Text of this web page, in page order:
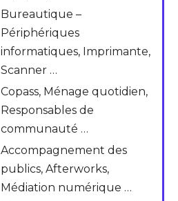
Bureautique –
Périphériques
informatiques, Imprimante,
Scanner …
Copass, Ménage quotidien,
Responsables de
communauté …
Accompagnement des
publics, Afterworks,
Médiation numérique …